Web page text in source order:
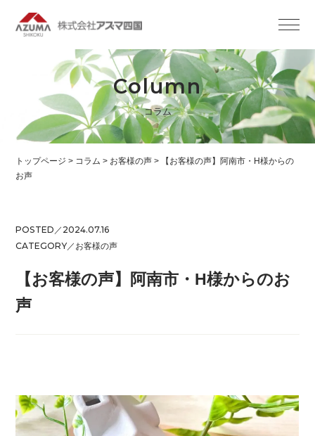
Column
コラム
トップページ > コラム > お客様の声 >
【お客様の声】阿南市・H様からの
お声
POSTED／2024.07.16
CATEGORY／ お客様の声
【お客様の声】阿南市・H様からのお
声